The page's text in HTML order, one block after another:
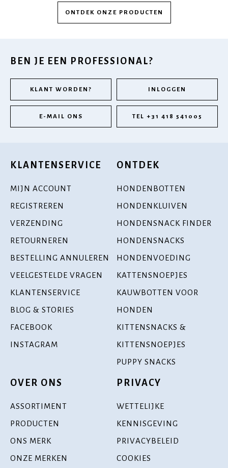
ONTDEK ONZE PRODUCTEN
BEN JE EEN PROFESSIONAL?
KLANT WORDEN? INLOGGEN
E-MAIL ONS TEL +31 418 541005
KLANTENSERVICE
MIJN ACCOUNT
REGISTREREN
VERZENDING
RETOURNEREN
BESTELLING ANNULEREN
VEELGESTELDE VRAGEN
KLANTENSERVICE
BLOG & STORIES
FACEBOOK
INSTAGRAM
ONTDEK
HONDENBOTTEN
HONDENKLUIVEN
HONDENSNACK FINDER
HONDENSNACKS
HONDENVOEDING
KATTENSNOEPJES
KAUWBOTTEN VOOR
HONDEN
KITTENSNACKS &
KITTENSNOEPJES
PUPPY SNACKS
OVER ONS
ASSORTIMENT
PRODUCTEN
ONS MERK
ONZE MERKEN
PRIVACY
WETTELIJKE
KENNISGEVING
PRIVACYBELEID
COOKIES